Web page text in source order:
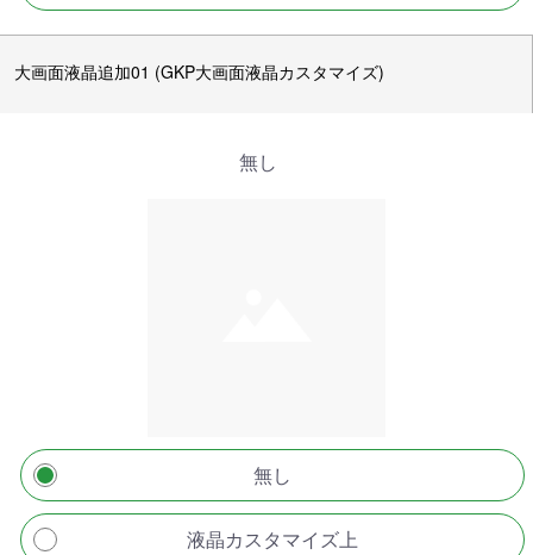
大画面液晶追加01 (GKP大画面液晶カスタマイズ)
無し
無し
液晶カスタマイズ上